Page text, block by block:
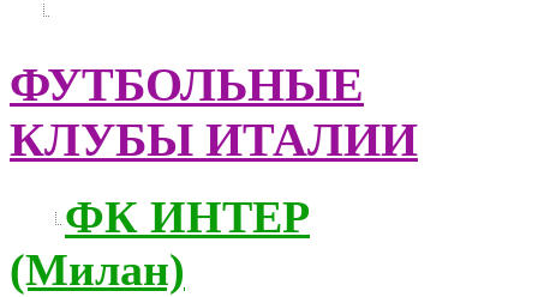
ФУТБОЛЬНЫЕ
КЛУБЫ ИТАЛИИ
ФК ИНТЕР
(Милан)